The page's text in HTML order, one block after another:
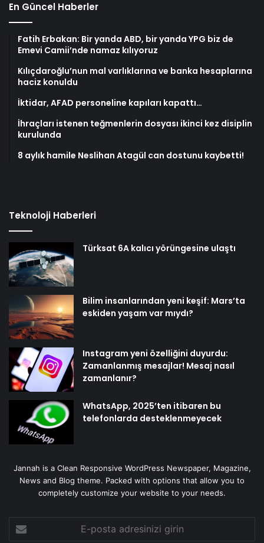
En Güncel Haberler
Fatih Erbakan: Bir yanda ABD, bir yanda YPG biz de
Emevi Camii’nde namaz kılıyoruz
Kılıçdaroğlu’nun mal varlıklarına ve banka hesaplarına
haciz konuldu
İktidar, AFAD personeline kapıları kapattı…
İhraçları istenen teğmenlerin dosyası ikinci kez disiplin
kurulunda
8 aylık hamile Neslihan Atagül can dostunu kaybetti!
Teknoloji Haberleri
Türksat 6A kalıcı yörüngesine ulaştı
Bilim insanlarından yeni keşif: Mars’ta
eskiden yaşam var mıydı?
Instagram yeni özelliğini duyurdu:
Zamanlanmış mesajlar! Mesaj nasıl
zamanlanır?
WhatsApp, 2025’ten itibaren bu
telefonlarda desteklenmeyecek
Jannah is a Clean Responsive WordPress Newspaper, Magazine,
News and Blog theme. Packed with options that allow you to
completely customize your website to your needs.
posta